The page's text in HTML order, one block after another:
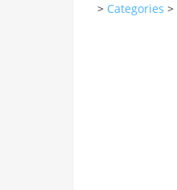
> Categories >